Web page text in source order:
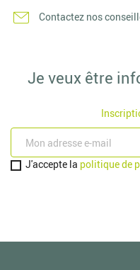
Contactez nos
Je veux être
J'accepte la politique de